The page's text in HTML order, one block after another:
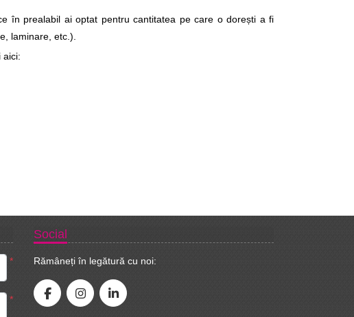
în prealabil ai optat pentru cantitatea pe care o dorești a fi
laminare, etc.).
aici:
*
*
Social
Rămâneți în legătură cu noi: